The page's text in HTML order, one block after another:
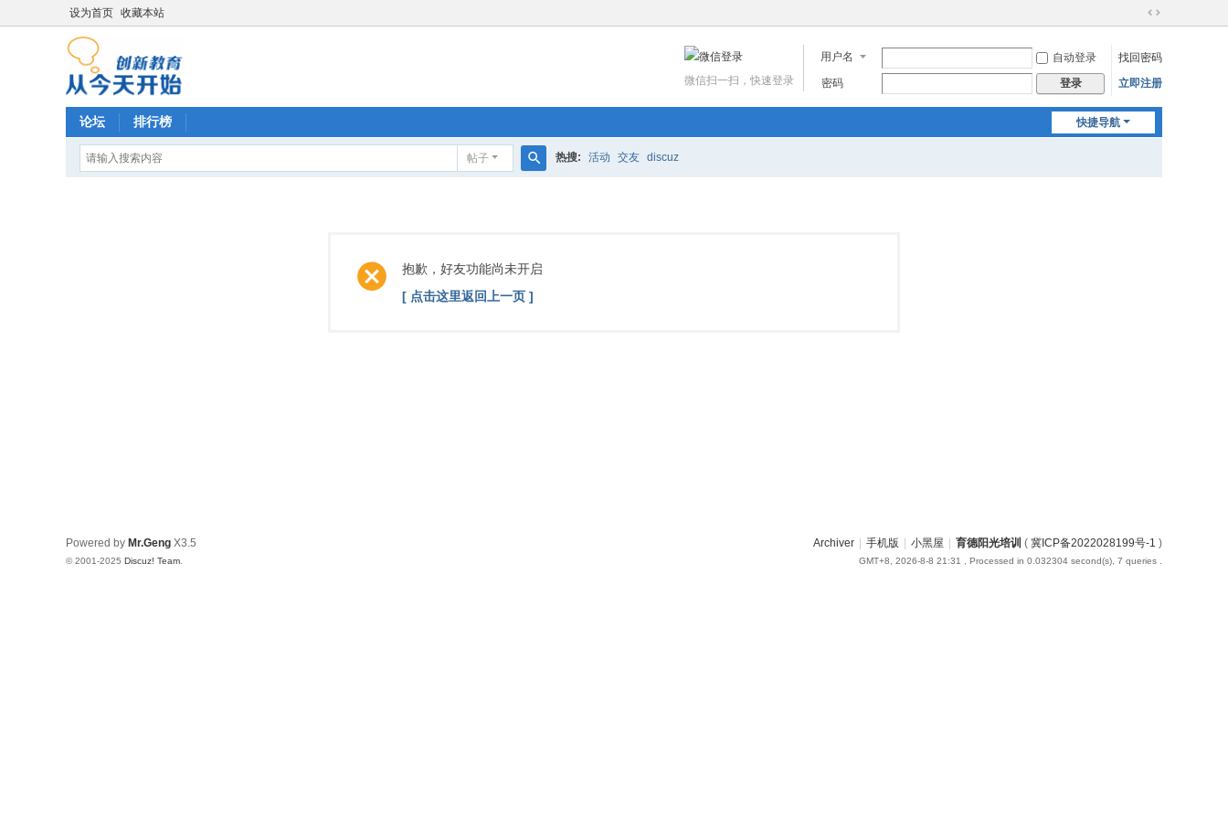
设为首页 收藏本站
切
到
宽
用户名 自动登录
找回密码
密码
登录 立即注册
微信扫一扫，快速登录
快捷导航
论坛 排行榜
帖子 热搜: 活动 交友 discuz
抱歉，好友功能尚未开启
[ 点击这里返回上一页 ]
Archiver 手机版 小黑屋 育德阳光培训 ( 冀ICP备2022028199号-1 )
GMT+8, 2026-8-8 21:31 , Processed in 0.032304 second(s), 7 queries .
Powered by Mr.Geng X3.5
© 2001-2025 Discuz! Team